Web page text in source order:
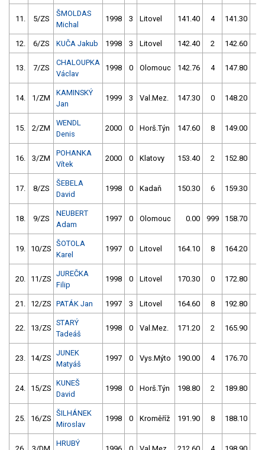
11. 5/ZS
ŠMOLDAS
Michal
1998 3 Litovel 141.40 4 141.30
12. 6/ZS KUČA Jakub 1998 3 Litovel 142.40 2 142.60
13. 7/ZS
CHALOUPKA
Václav
1998 0 Olomouc 142.76 4 147.80
14. 1/ZM
KAMINSKÝ
Jan
1999 3 Val.Mez. 147.30 0 148.20
15. 2/ZM
WENDL
Denis
2000 0 Horš.Týn 147.60 8 149.00
16. 3/ZM
POHANKA
Vítek
2000 0 Klatovy 153.40 2 152.80
17. 8/ZS
ŠEBELA
David
1998 0 Kadaň 150.30 6 159.30
18. 9/ZS
NEUBERT
Adam
1997 0 Olomouc 0.00 999 158.70
19. 10/ZS
ŠOTOLA
Karel
1997 0 Litovel 164.10 8 164.20
20. 11/ZS
JUREČKA
Filip
1998 0 Litovel 170.30 0 172.80
21. 12/ZS PATÁK Jan 1997 3 Litovel 164.60 8 192.80
22. 13/ZS
STARÝ
Tadeáš
1998 0 Val.Mez. 171.20 2 165.90
23. 14/ZS
JUNEK
Matyáš
1997 0 Vys.Mýto 190.00 4 176.70
24. 15/ZS
KUNEŠ
David
1998 0 Horš.Týn 198.80 2 189.80
25. 16/ZS
ŠILHÁNEK
Miroslav
1998 0 Kroměříž 191.90 8 188.10
HRUBÝ